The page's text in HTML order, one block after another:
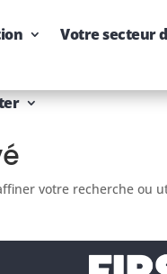
Votre secteur
votre recherche